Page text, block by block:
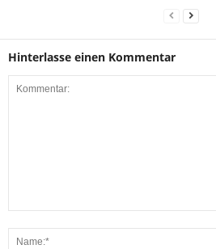
Hinterlasse einen Kommentar